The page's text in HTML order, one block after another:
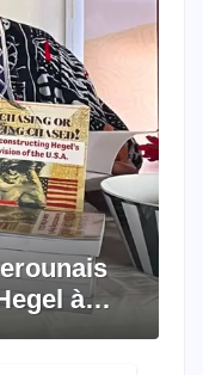
à